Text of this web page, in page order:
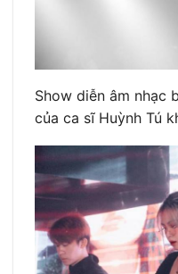
Show diễn âm nhạc
của ca sĩ Huỳnh Tú